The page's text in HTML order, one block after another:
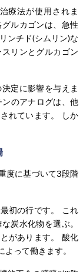
療法が使用されま
ルカゴンは、急性
ンチド(シムリン)な
リンとグルカゴン
定に影響を与えま
のアナログは、他
れています。 しか
度に基づいて3段階
初の行です。 これ
炭水化物を選ぶ。
があります。 酸化
って働きます。